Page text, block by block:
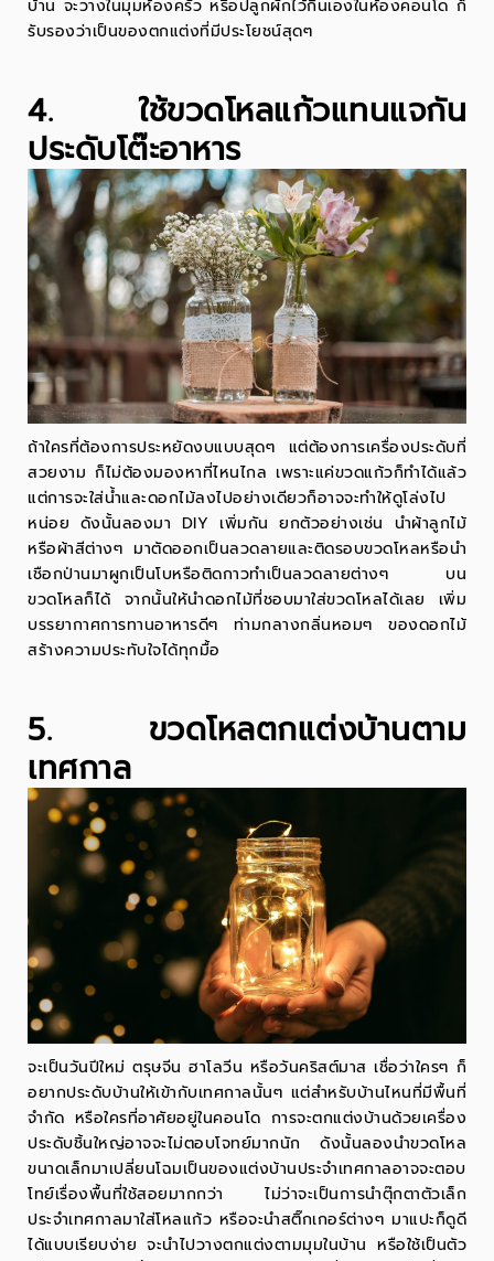
บ้าน จะวางในมุมห้องครัว หรือปลูกผักไว้กินเองในห้องคอนโด ก็
รับรองว่าเป็นของตกแต่งที่มีประโยชน์สุดๆ
4. ใช้ขวดโหลแก้วแทนแจกัน
ประดับโต๊ะอาหาร
ถ้าใครที่ต้องการประหยัดงบแบบสุดๆ แต่ต้องการเครื่องประดับที่
สวยงาม ก็ไม่ต้องมองหาที่ไหนไกล เพราะแค่ขวดแก้วก็ทำได้แล้ว
แต่การจะใส่น้ำและดอกไม้ลงไปอย่างเดียวก็อาจจะทำให้ดูโล่งไป
หน่อย ดังนั้นลองมา DIY เพิ่มกัน ยกตัวอย่างเช่น นำผ้าลูกไม้
หรือผ้าสีต่างๆ มาตัดออกเป็นลวดลายและติดรอบขวดโหลหรือนำ
เชือกป่านมาผูกเป็นโบหรือติดกาวทำเป็นลวดลายต่างๆ บน
ขวดโหลก็ได้ จากนั้นให้นำดอกไม้ที่ชอบมาใส่ขวดโหลได้เลย เพิ่ม
บรรยากาศการทานอาหารดีๆ ท่ามกลางกลิ่นหอมๆ ของดอกไม้
สร้างความประทับใจได้ทุกมื้อ
5. ขวดโหลตกแต่งบ้านตาม
เทศกาล
จะเป็นวันปีใหม่ ตรุษจีน ฮาโลวีน หรือวันคริสต์มาส เชื่อว่าใครๆ ก็
อยากประดับบ้านให้เข้ากับเทศกาลนั้นๆ แต่สำหรับบ้านไหนที่มีพื้นที่
จำกัด หรือใครที่อาศัยอยู่ในคอนโด การจะตกแต่งบ้านด้วยเครื่อง
ประดับชิ้นใหญ่อาจจะไม่ตอบโจทย์มากนัก ดังนั้นลองนำขวดโหล
ขนาดเล็กมาเปลี่ยนโฉมเป็นของแต่งบ้านประจำเทศกาลอาจจะตอบ
โทย์เรื่องพื้นที่ใช้สอยมากกว่า ไม่ว่าจะเป็นการนำตุ๊กตาตัวเล็ก
ประจำเทศกาลมาใส่โหลแก้ว หรือจะนำสติ๊กเกอร์ต่างๆ มาแปะก็ดูดี
ได้แบบเรียบง่าย จะนำไปวางตกแต่งตามมุมในบ้าน หรือใช้เป็นตัว